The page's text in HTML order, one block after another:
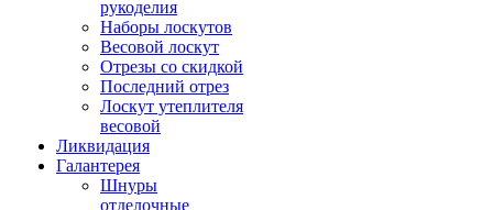
рукоделия
Наборы лоскутов
Весовой лоскут
Отрезы со скидкой
Последний отрез
Лоскут утеплителя
весовой
Ликвидация
Галантерея
Шнуры
отделочные